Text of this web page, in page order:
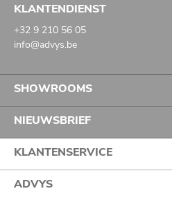
KLANTENDIENST
+32 9 210 56 05
info@advys.be
SHOWROOMS
NIEUWSBRIEF
KLANTENSERVICE
ADVYS